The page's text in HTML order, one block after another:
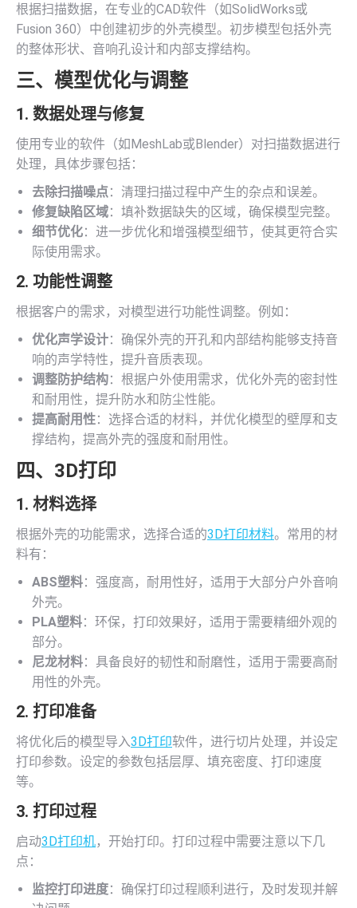
根据扫描数据，在专业的CAD软件（如SolidWorks或
Fusion 360）中创建初步的外壳模型。初步模型包括外壳
的整体形状、音响孔设计和内部支撑结构。
三、模型优化与调整
1. 数据处理与修复
使用专业的软件（如MeshLab或Blender）对扫描数据进行
处理，具体步骤包括：
去除扫描噪点：清理扫描过程中产生的杂点和误差。
修复缺陷区域：填补数据缺失的区域，确保模型完整。
细节优化：进一步优化和增强模型细节，使其更符合实
际使用需求。
2. 功能性调整
根据客户的需求，对模型进行功能性调整。例如：
优化声学设计：确保外壳的开孔和内部结构能够支持音
响的声学特性，提升音质表现。
调整防护结构：根据户外使用需求，优化外壳的密封性
和耐用性，提升防水和防尘性能。
提高耐用性：选择合适的材料，并优化模型的壁厚和支
撑结构，提高外壳的强度和耐用性。
四、 3D打印
1. 材料选择
根据外壳的功能需求，选择合适的3D打印材料。常用的材
料有：
ABS塑料：强度高，耐用性好，适用于大部分户外音响
外壳。
PLA塑料：环保，打印效果好，适用于需要精细外观的
部分。
尼龙材料：具备良好的韧性和耐磨性，适用于需要高耐
用性的外壳。
2. 打印准备
将优化后的模型导入3D打印软件，进行切片处理，并设定
打印参数。设定的参数包括层厚、填充密度、打印速度
等。
3. 打印过程
启动3D打印机，开始打印。打印过程中需要注意以下几
点：
监控打印进度：确保打印过程顺利进行，及时发现并解